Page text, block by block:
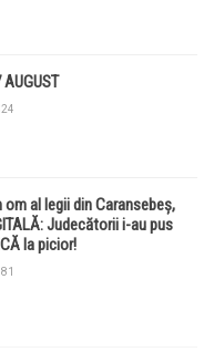
om al legii din Caransebeș,
Judecătorii i-au pus
la picior!